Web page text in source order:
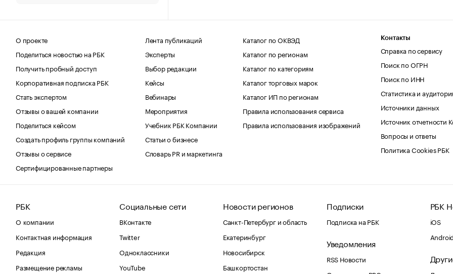
О проекте
Поделиться новостью на РБК
Получить пробный доступ
Корпоративная подписка РБК
Стать экспертом
Отзывы о вашей компании
Поделиться кейсом
Создать профиль группы компаний
Отзывы о сервисе
Сертифицированные партнеры
Лента публикаций
Эксперты
Выбор редакции
Кейсы
Вебинары
Мероприятия
Учебник РБК Компании
Статьи о бизнесе
Словарь PR и маркетинга
Каталог по ОКВЭД
Каталог по регионам
Каталог по категориям
Каталог торговых марок
Каталог ИП по регионам
Правила использования сервиса
Правила использования изображений
Контакты
Справка по сервису
Поиск по ОГРН
Поиск по ИНН
Статистика и
Источники данных
Источник отчетности
Вопросы и ответы
Политика Cookies РБК
РБК
О компании
Контактная информация
Редакция
Размещение рекламы
Социальные сети
ВКонтакте
Twitter
Одноклассники
YouTube
Новости регионов
Санкт-Петербург и область
Екатеринбург
Новосибирск
Башкортостан
Подписки
Подписка на РБК
Уведомления
RSS Новости
РБК
iOS